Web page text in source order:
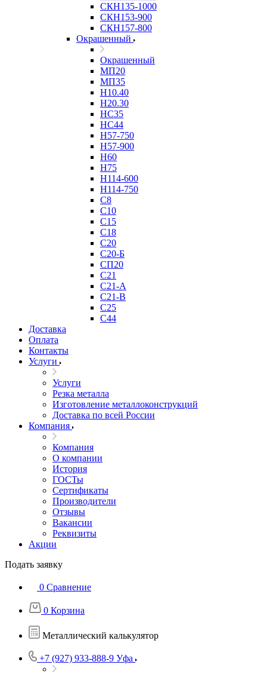
СКН135-1000
СКН153-900
СКН157-800
Окрашенный
Окрашенный
МП20
МП35
Н10.40
Н20.30
НС35
НС44
Н57-750
Н57-900
Н60
Н75
Н114-600
Н114-750
С8
С10
С15
С18
С20
С20-Б
СП20
С21
С21-А
С21-В
С25
С44
Доставка
Оплата
Контакты
Услуги
Услуги
Резка металла
Изготовление металлоконструкций
Доставка по всей России
Компания
Компания
О компании
История
ГОСТы
Сертификаты
Производители
Отзывы
Вакансии
Реквизиты
Акции
Подать заявку
0 Сравнение
0 Корзина
Металлический калькулятор
+7 (927) 933-888-9 Уфа